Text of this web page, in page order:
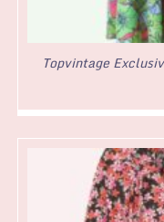
Topvintage